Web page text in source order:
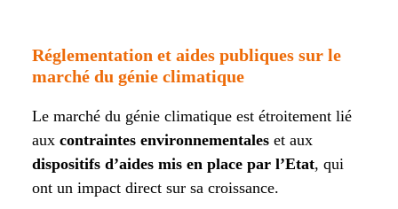
Réglementation et aides publiques sur le
marché du génie climatique
Le marché du génie climatique est étroitement lié
aux contraintes environnementaleset aux
dispositifs d’aides mis en place par l’Etat, qui
ont un impact direct sur sa croissance.